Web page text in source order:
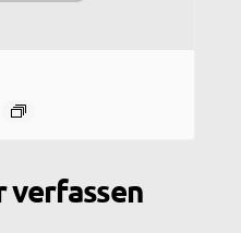
verfassen